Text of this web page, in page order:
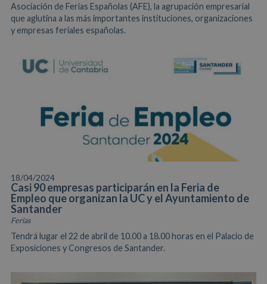
Asociación de Ferias Españolas (AFE), la agrupación empresarial
que aglutina a las más importantes instituciones, organizaciones
y empresas feriales españolas.
18/04/2024
Casi 90 empresas participarán en la Feria de
Empleo que organizan la UC y el Ayuntamiento de
Santander
Ferias
Tendrá lugar el 22 de abril de 10.00 a 18.00 horas en el Palacio de
Exposiciones y Congresos de Santander.